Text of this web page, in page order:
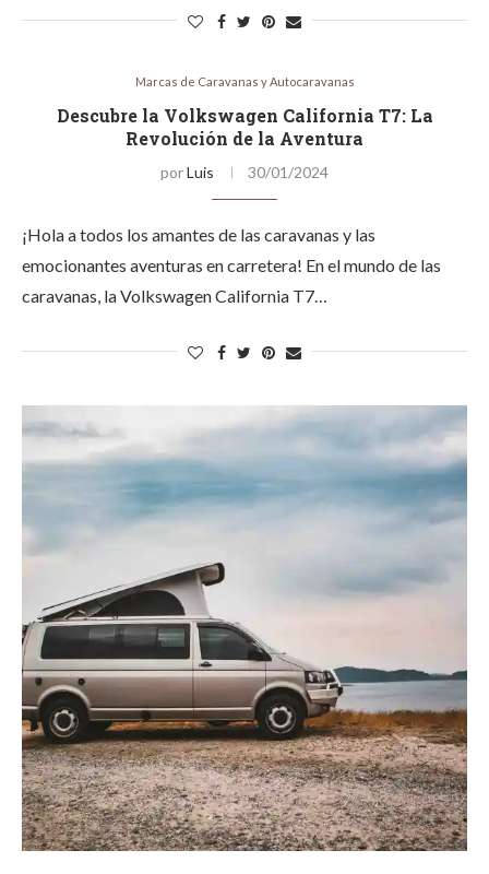
Marcas de Caravanas y Autocaravanas
Descubre la Volkswagen California T7: La
Revolución de la Aventura
porLuis 30/01/2024
¡Hola a todos los amantes de las caravanas y las
emocionantes aventuras en carretera! En el mundo de las
caravanas, la Volkswagen California T7…